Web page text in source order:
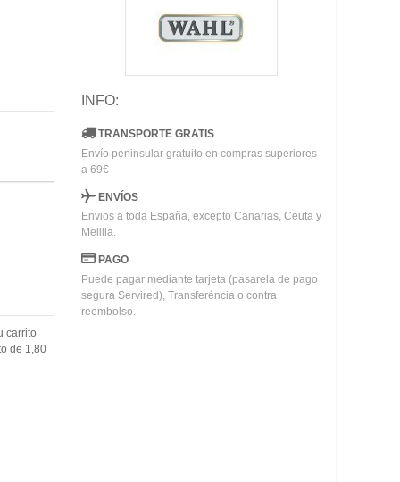
carrito
de 1,80
INFO:
TRANSPORTE GRATIS
Envío peninsular gratuito en compras superiores
a 69€
ENVÍOS
Envios a toda España, excepto Canarias, Ceuta y
Melilla.
PAGO
Puede pagar mediante tarjeta (pasarela de pago
segura Servired), Transferéncia o contra
reembolso.